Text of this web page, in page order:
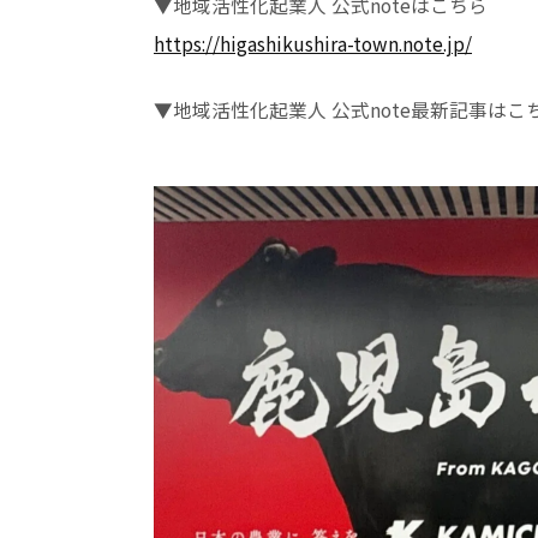
https://higashikushira-town.note.jp/
▼地域活性化起業人 公式note最新記事はこ